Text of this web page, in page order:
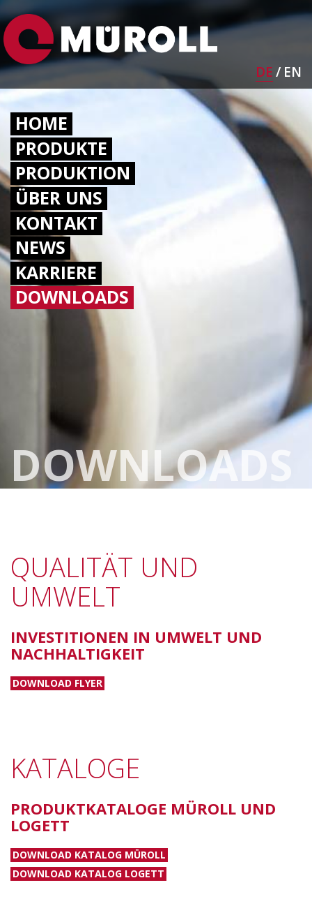
Direkt
zum
Inhalt
DE EN
DOWNLOADS
HAUPTNAVIGATION
HOME
PRODUKTE
PRODUKTION
ÜBER UNS
KONTAKT
NEWS
KARRIERE
DOWNLOADS
QUALITÄT UND
UMWELT
INVESTITIONEN IN UMWELT UND
NACHHALTIGKEIT
DOWNLOAD FLYER
KATALOGE
PRODUKTKATALOGE MÜROLL UND
LOGETT
DOWNLOAD KATALOG MÜROLL
DOWNLOAD KATALOG LOGETT